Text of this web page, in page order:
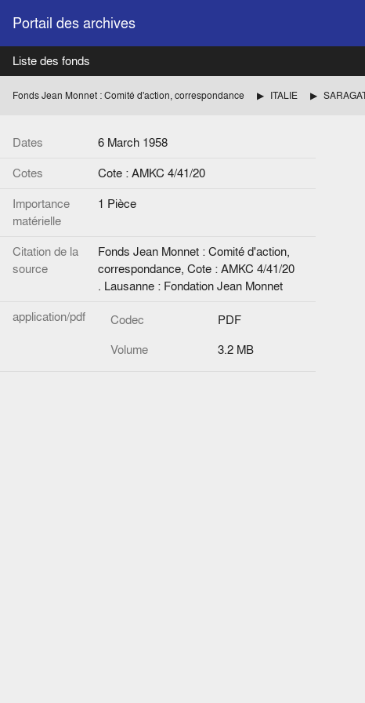
Portail des archives
Liste des fonds
Fonds Jean Monnet : Comité d'action, correspondance ITALIE
Dates
6 March 1958
Cotes
Cote : AMKC 4/41/20
Importance
matérielle
1 Pièce
Citation de la
source
Fonds Jean Monnet : Comité d'action,
correspondance, Cote : AMKC 4/41/20
. Lausanne : Fondation Jean Monnet
application/pdf
Codec
PDF
Volume
3.2 MB